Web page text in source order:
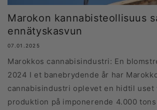
Marokon kannabisteollisuus
ennätyskasvun
07.01.2025
Marokkos cannabisindustri: En
2024 I et banebrydende år har
cannabisindustri oplevet en hidtil
produktion på imponerende 4.000